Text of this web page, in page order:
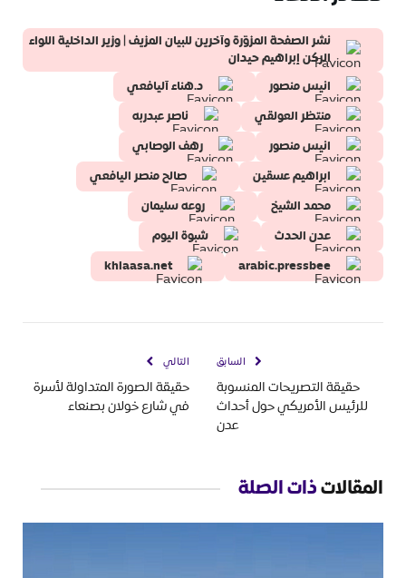
نشر الصفحة المزوّرة وآخرين للبيان المزيف | وزير الداخلية اللواء
الركن إبراهيم حيدان
انيس منصور
د.هناء آليافعي
منتظر العولقي
ناصر عبدربه
انيس منصور
رهف الوصابي
ابراهيم عسقين
صالح منصر اليافعي
محمد الشيخ
روعه سليمان
عدن الحدث
شبوة اليوم
arabic.pressbee
khlaasa.net
السابق
حقيقة التصريحات المنسوبة
للرئيس الأمريكي حول أحداث
عدن
التالي
حقيقة الصورة المتداولة لأسرة
في شارع خولان بصنعاء
المقالاتذات الصلة